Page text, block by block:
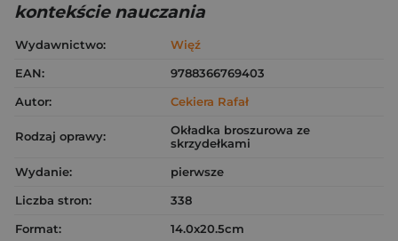
kontekście nauczania
Wydawnictwo:
Więź
EAN:
9788366769403
Autor:
Cekiera Rafał
Rodzaj oprawy:
Okładka broszurowa ze
skrzydełkami
Wydanie:
pierwsze
Liczba stron:
338
Format:
14.0x20.5cm